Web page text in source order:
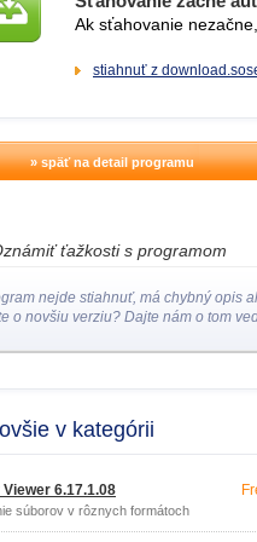
Ak sťahovanie
stiahnuť z
» späť na detail programu
ťažkosti s programom
nejde stiahnuť, má chybný opis
o novšiu verziu? Dajte nám o tom
v kategórii
6.17.1.08
súborov v rôznych formátoch